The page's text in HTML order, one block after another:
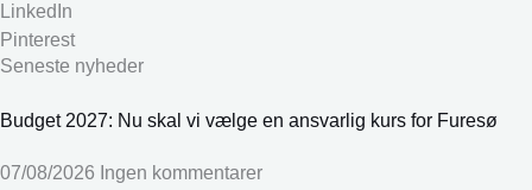
LinkedIn
Pinterest
Seneste nyheder
Budget 2027: Nu skal vi vælge en ansvarlig kurs for Furesø
07/08/2026 Ingen kommentarer